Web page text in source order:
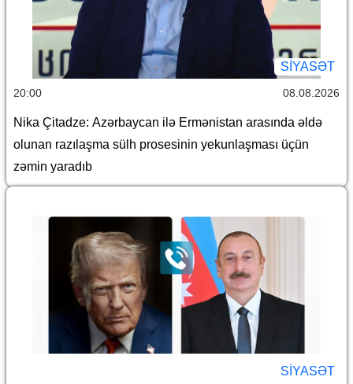
SİYASƏT
20:00 08.08.2026
Nika Çitadze: Azərbaycan ilə Ermənistan arasında əldə
olunan razılaşma sülh prosesinin yekunlaşması üçün
zəmin yaradıb
SİYASƏT